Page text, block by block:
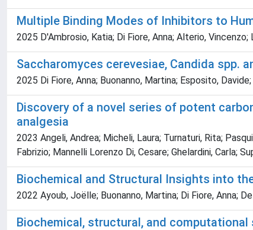
Multiple Binding Modes of Inhibitors to
2025 D'Ambrosio, Katia; Di Fiore, Anna; Alterio, Vincenzo;
Saccharomyces cerevesiae, Candida spp.
2025 Di Fiore, Anna; Buonanno, Martina; Esposito,
Discovery of a novel series of potent
analgesia
2023 Angeli, Andrea; Micheli, Laura; Turnaturi, Rita;
Fabrizio; Mannelli Lorenzo Di, Cesare; Ghelardini, Carla;
Biochemical and Structural Insights into
2022 Ayoub, Joëlle; Buonanno, Martina; Di Fiore, Anna;
Biochemical, structural, and